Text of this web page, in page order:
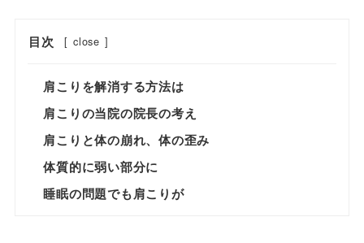
目次 [ close ]
肩こりを解消する方法は
肩こりの当院の院長の考え
肩こりと体の崩れ、体の歪み
体質的に弱い部分に
睡眠の問題でも肩こりが